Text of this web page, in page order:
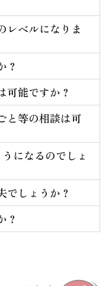
レベルになりま
？
可能ですか？
と等の相談は可
になるのでしょ
でしょうか？
？